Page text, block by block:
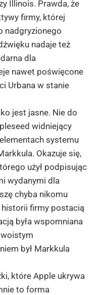
Illinois. Prawda, że
firmy, której
nadgryzionego
nadaje też
dla
nawet poświęcone
Urbana w stanie
jest jasne. Nie do
widniejący
systemu
Okazuje się,
użył podpisując
wydanymi dla
chyba nikomu
historii firmy postacią
była wspomniana
był Markkula
które Apple ukrywa
to forma